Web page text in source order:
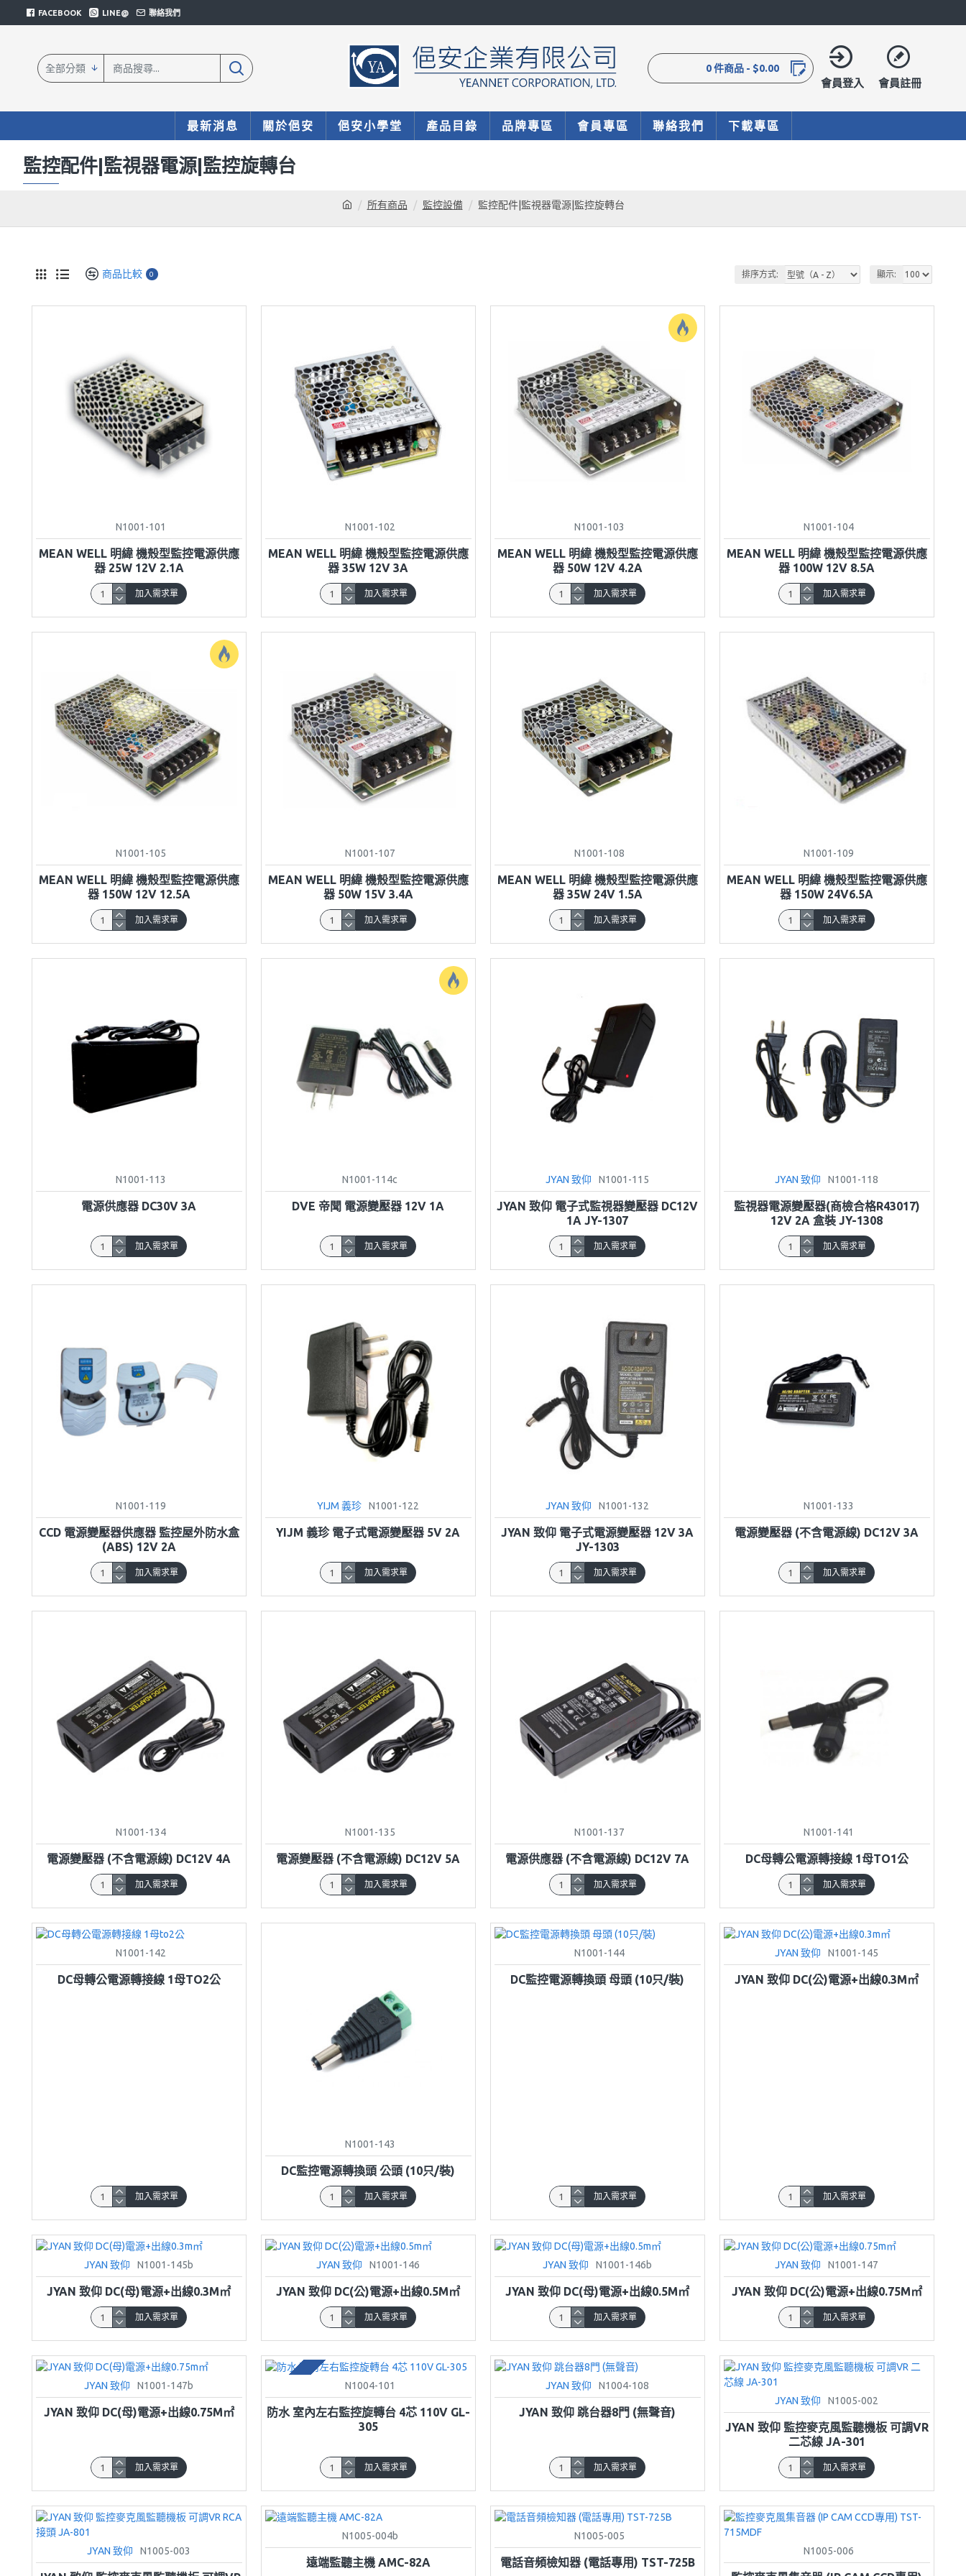
FACEBOOK LINE@ 聯絡我們
全部分類
會員登入 會員註冊
0 件商品 - $0.00
最新消息 關於俋安 俋安小學堂 產品目錄 品牌專區 會員專區 聯絡我們 下載專區
所有商品 監控設備 監控配件|監視器電源|監控旋轉台
監控配件|監視器電源|監控旋轉台
商品比較 0 排序方式: 顯示:
N1001-101
MEAN WELL 明緯 機殼型監控電源供應
器 25W 12V 2.1A
加入需求單
N1001-102
MEAN WELL 明緯 機殼型監控電源供應
器 35W 12V 3A
加入需求單
N1001-103
MEAN WELL 明緯 機殼型監控電源供應
器 50W 12V 4.2A
加入需求單
N1001-104
MEAN WELL 明緯 機殼型監控電源供應
器 100W 12V 8.5A
加入需求單
N1001-105
MEAN WELL 明緯 機殼型監控電源供應
器 150W 12V 12.5A
加入需求單
N1001-107
MEAN WELL 明緯 機殼型監控電源供應
器 50W 15V 3.4A
加入需求單
N1001-108
MEAN WELL 明緯 機殼型監控電源供應
器 35W 24V 1.5A
加入需求單
N1001-109
MEAN WELL 明緯 機殼型監控電源供應
器 150W 24V6.5A
加入需求單
N1001-113
電源供應器 DC30V 3A
加入需求單
N1001-114c
DVE 帝聞 電源變壓器 12V 1A
加入需求單
JYAN 致仰 N1001-115
JYAN 致仰 電子式監視器變壓器 DC12V
1A JY-1307
加入需求單
JYAN 致仰 N1001-118
監視器電源變壓器(商檢合格R43017)
12V 2A 盒裝 JY-1308
加入需求單
N1001-119
CCD 電源變壓器供應器 監控屋外防水盒
(ABS) 12V 2A
加入需求單
YIJM 義珍 N1001-122
YIJM 義珍 電子式電源變壓器 5V 2A
加入需求單
JYAN 致仰 N1001-132
JYAN 致仰 電子式電源變壓器 12V 3A
JY-1303
加入需求單
N1001-133
電源變壓器 (不含電源線) DC12V 3A
加入需求單
N1001-134
電源變壓器 (不含電源線) DC12V 4A
加入需求單
N1001-135
電源變壓器 (不含電源線) DC12V 5A
加入需求單
N1001-137
電源供應器 (不含電源線) DC12V 7A
加入需求單
N1001-141
DC母轉公電源轉接線 1母TO1公
加入需求單
N1001-142
DC母轉公電源轉接線 1母TO2公
加入需求單
N1001-143
DC監控電源轉換頭 公頭 (10只/裝)
加入需求單
N1001-144
DC監控電源轉換頭 母頭 (10只/裝)
加入需求單
JYAN 致仰 N1001-145
JYAN 致仰 DC(公)電源+出線0.3M㎡
加入需求單
JYAN 致仰 N1001-145b
JYAN 致仰 DC(母)電源+出線0.3M㎡
加入需求單
JYAN 致仰 N1001-146
JYAN 致仰 DC(公)電源+出線0.5M㎡
加入需求單
JYAN 致仰 N1001-146b
JYAN 致仰 DC(母)電源+出線0.5M㎡
加入需求單
JYAN 致仰 N1001-147
JYAN 致仰 DC(公)電源+出線0.75M㎡
加入需求單
JYAN 致仰 N1001-147b
JYAN 致仰 DC(母)電源+出線0.75M㎡
加入需求單
N1004-101
防水 室內左右監控旋轉台 4芯 110V GL-
305
加入需求單
JYAN 致仰 N1004-108
JYAN 致仰 跳台器8門 (無聲音)
加入需求單
JYAN 致仰 N1005-002
JYAN 致仰 監控麥克風監聽機板 可調VR
二芯線 JA-301
加入需求單
JYAN 致仰 N1005-003
N1005-004b
遠端監聽主機 AMC-82A
N1005-005
電話音頻檢知器 (電話專用) TST-725B
N1005-006